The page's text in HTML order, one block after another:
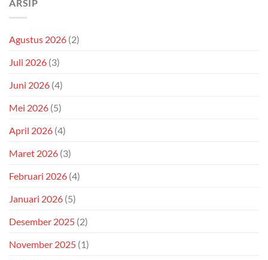
ARSIP
Agustus 2026 (2)
Juli 2026 (3)
Juni 2026 (4)
Mei 2026 (5)
April 2026 (4)
Maret 2026 (3)
Februari 2026 (4)
Januari 2026 (5)
Desember 2025 (2)
November 2025 (1)